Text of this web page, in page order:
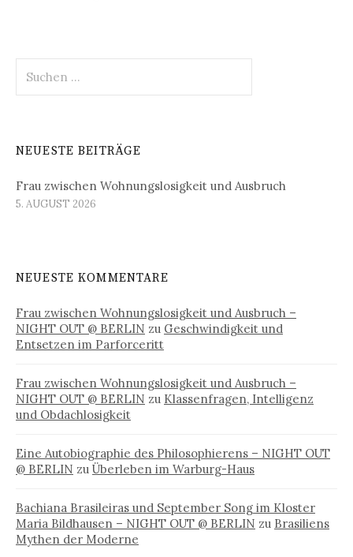
nach:
NEUESTE BEITRÄGE
Frau zwischen Wohnungslosigkeit und Ausbruch
5. AUGUST 2026
NEUESTE KOMMENTARE
Frau zwischen Wohnungslosigkeit und Ausbruch –
NIGHT OUT @ BERLIN zu Geschwindigkeit und
Entsetzen im Parforceritt
Frau zwischen Wohnungslosigkeit und Ausbruch –
NIGHT OUT @ BERLIN zu Klassenfragen, Intelligenz
und Obdachlosigkeit
Eine Autobiographie des Philosophierens – NIGHT OUT
@ BERLIN zu Überleben im Warburg-Haus
Bachiana Brasileiras und September Song im Kloster
Maria Bildhausen – NIGHT OUT @ BERLIN zu Brasiliens
Mythen der Moderne